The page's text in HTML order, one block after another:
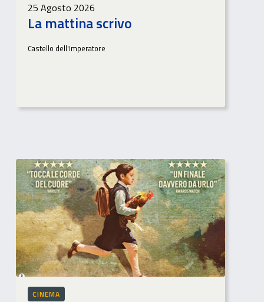
25 Agosto 2026
La mattina scrivo
Castello dell'Imperatore
CINEMA